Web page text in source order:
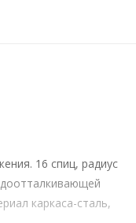
16 спиц, радиус
каркаса-сталь,